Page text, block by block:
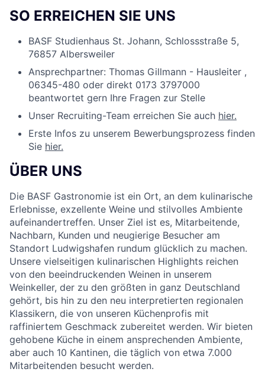
SO ERREICHEN SIE UNS
BASF Studienhaus St. Johann, Schlossstraße 5,
76857 Albersweiler
Ansprechpartner: Thomas Gillmann - Hausleiter ,
06345-480 oder direkt 0173 3797000
beantwortet gern Ihre Fragen zur Stelle
Unser Recruiting-Team erreichen Sie auch hier.
Erste Infos zu unserem Bewerbungsprozess finden
Sie hier.
ÜBER UNS
Die BASF Gastronomie ist ein Ort, an dem kulinarische
Erlebnisse, exzellente Weine und stilvolles Ambiente
aufeinandertreffen. Unser Ziel ist es, Mitarbeitende,
Nachbarn, Kunden und neugierige Besucher am
Standort Ludwigshafen rundum glücklich zu machen.
Unsere vielseitigen kulinarischen Highlights reichen
von den beeindruckenden Weinen in unserem
Weinkeller, der zu den größten in ganz Deutschland
gehört, bis hin zu den neu interpretierten regionalen
Klassikern, die von unseren Küchenprofis mit
raffiniertem Geschmack zubereitet werden. Wir bieten
gehobene Küche in einem ansprechenden Ambiente,
aber auch 10 Kantinen, die täglich von etwa 7.000
Mitarbeitenden besucht werden.